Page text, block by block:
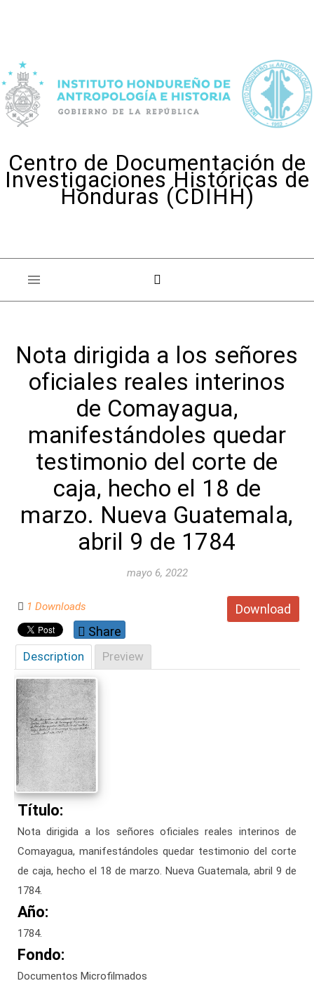
Centro de Documentación de
Investigaciones Históricas de
Honduras (CDIHH)
Nota dirigida a los señores
oficiales reales interinos
de Comayagua,
manifestándoles quedar
testimonio del corte de
caja, hecho el 18 de
marzo. Nueva Guatemala,
abril 9 de 1784
mayo 6, 2022
Download
1 Downloads
Share
Description Preview
Título:
Nota dirigida a los señores oficiales reales interinos de
Comayagua, manifestándoles quedar testimonio del corte
de caja, hecho el 18 de marzo. Nueva Guatemala, abril 9 de
1784.
Año:
1784.
Fondo:
Documentos Microfilmados